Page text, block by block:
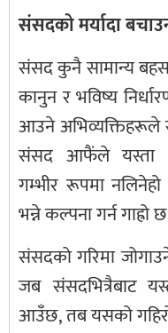
संसदको मर्यादा
संसद कुनै सामान्य बहस
कानुन र भविष्य
आउने अभिव्यक्तिहरूले
संसद आफैंले यस्ता
गम्भीर रूपमा
भन्ने कल्पना गर्न गाह्रो
संसदको गरिमा
जब संसदभित्रैबाट
आउँछ, तब यसको